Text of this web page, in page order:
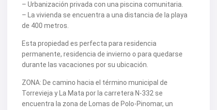
– Urbanización privada con una piscina comunitaria.
– La vivienda se encuentra a una distancia de la playa
de 400 metros.
Esta propiedad es perfecta para residencia
permanente, residencia de invierno o para quedarse
durante las vacaciones por su ubicación.
ZONA: De camino hacia el término municipal de
Torrevieja y La Mata por la carretera N-332 se
encuentra la zona de Lomas de Polo-Pinomar, un